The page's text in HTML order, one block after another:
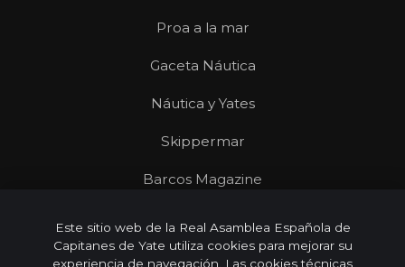
Proa a la mar
Gaceta Náutica
Náutica y Yates
Skippermar
Barcos Magazine
Este sitio web de la Real Asamblea Española de
Capitanes de Yate utiliza cookies para mejorar su
experiencia de navegación. Las cookies técnicas